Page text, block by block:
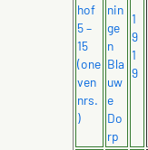
hof
5 –
15
(one
ven
nrs.
)
nin
ge
n
Bla
uw
e
Do
rp
1
9
1
9